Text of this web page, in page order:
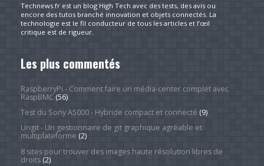
Technews.fr est un blog High Tech avec des tests, des avis ou
encore des tutos branché innovation et objets connectés. La
technologie est le fil conducteur de tous les articles et l’œil
critique est de rigueur.
Les plus commentés
RaspberryPi - Comment faire un média-center complet avec
RaspBMC(56)
Test du Sony A5000 - Hybride compact et connecté (9)
Ungit - Un gestionnaire de git graphique agréable et
multiplateforme (2)
8 sites pour trouver des images haute résolution libres de
droits(2)